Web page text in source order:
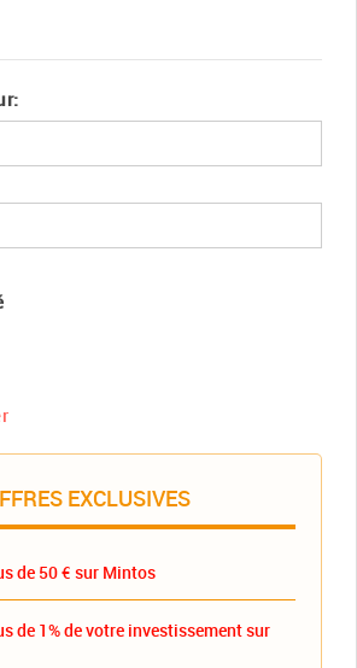
EXCLUSIVES
de 50 € sur Mintos
de 1% de votre investissement sur